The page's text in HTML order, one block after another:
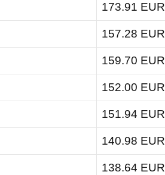
173.91 EUR
157.28 EUR
159.70 EUR
152.00 EUR
151.94 EUR
140.98 EUR
138.64 EUR